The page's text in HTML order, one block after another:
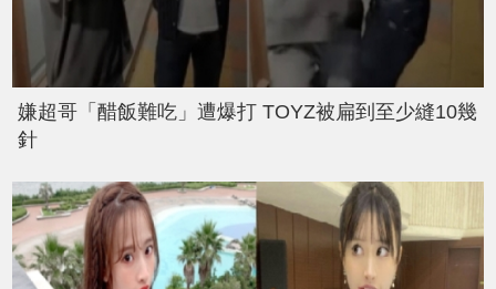
嫌超哥「醋飯難吃」遭爆打 TOYZ被扁到至少縫10幾
針